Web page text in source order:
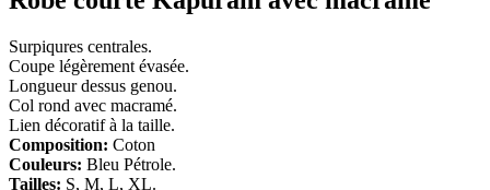
Surpiqures centrales.
Coupe légèrement évasée.
Longueur dessus genou.
Col rond avec macramé.
Lien décoratif à la taille.
Composition: Coton
Couleurs: Bleu Pétrole.
Tailles: S, M, L, XL.